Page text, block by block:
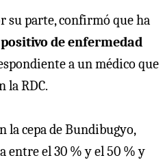
su parte, confirmó que ha
de enfermedad
a un médico que
la RDC.
la cepa de Bundibugyo,
entre el 30 % y el 50 % y